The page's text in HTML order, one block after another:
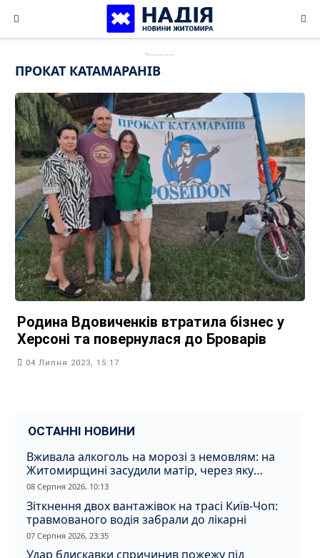
content
ПРОКАТ КАТАМАРАНІВ
Родина Вдовиченків втратила бізнес у
Херсоні та повернулася до Броварів
04 Липня 2023, 15:17
ОСТАННІ НОВИНИ
Вживала алкоголь на морозі з немовлям: на
Житомирщині засудили матір, через яку
дитина отримала обмороження
08 Серпня 2026, 10:13
Зіткнення двох вантажівок на трасі Київ-Чоп:
травмованого водія забрали до лікарні
07 Серпня 2026, 23:35
Удар блискавки спричинив пожежу під